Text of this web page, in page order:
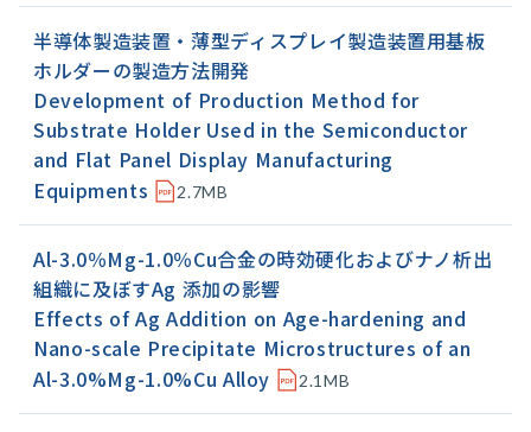
半導体製造装置・薄型ディスプレイ製造装置用基板
ホルダーの製造方法開発
Development of Production Method for
Substrate Holder Used in the Semiconductor
and Flat Panel Display Manufacturing
Equipments
2.7MB
Al-3.0％Mg-1.0％Cu合金の時効硬化およびナノ析出
組織に及ぼすAg 添加の影響
Effects of Ag Addition on Age-hardening and
Nano-scale Precipitate Microstructures of an
Al-3.0%Mg-1.0%Cu Alloy
2.1MB